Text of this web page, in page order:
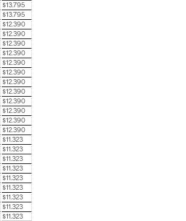
$13.795
$13.795
$12.390
$12.390
$12.390
$12.390
$12.390
$12.390
$12.390
$12.390
$12.390
$12.390
$12.390
$12.390
$11.323
$11.323
$11.323
$11.323
$11.323
$11.323
$11.323
$11.323
$11.323